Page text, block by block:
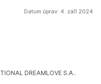
Datum úprav: 4. září 2024
DREAMLOVE S.A..